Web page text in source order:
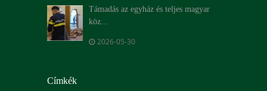
Támadás az egyház és teljes magyar
köz...
2026-05-30
Címkék